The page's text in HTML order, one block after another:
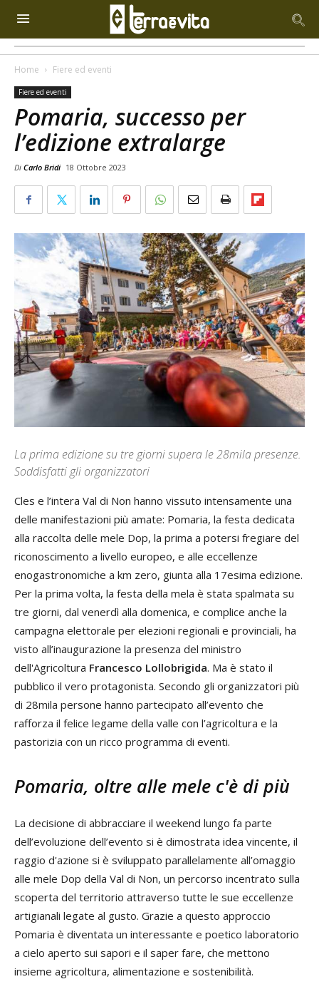
Home Fiere ed eventi
Fiere ed eventi
Pomaria, successo per
l’edizione extralarge
Di Carlo Bridi 18 Ottobre 2023
La prima edizione su tre giorni supera le 28mila presenze.
Soddisfatti gli organizzatori
Cles e l’intera Val di Non hanno vissuto intensamente una
delle manifestazioni più amate: Pomaria, la festa dedicata
alla raccolta delle mele Dop, la prima a potersi fregiare del
riconoscimento a livello europeo, e alle eccellenze
enogastronomiche a km zero, giunta alla 17esima edizione.
Per la prima volta, la festa della mela è stata spalmata su
tre giorni, dal venerdì alla domenica, e complice anche la
campagna elettorale per elezioni regionali e provinciali, ha
visto all’inaugurazione la presenza del ministro
dell'Agricoltura Francesco Lollobrigida. Ma è stato il
pubblico il vero protagonista. Secondo gli organizzatori più
di 28mila persone hanno partecipato all’evento che
rafforza il felice legame della valle con l’agricoltura e la
pastorizia con un ricco programma di eventi.
Pomaria, oltre alle mele c'è di più
La decisione di abbracciare il weekend lungo fa parte
dell’evoluzione dell’evento si è dimostrata idea vincente, il
raggio d'azione si è sviluppato parallelamente all’omaggio
alle mele Dop della Val di Non, un percorso incentrato sulla
scoperta del territorio attraverso tutte le sue eccellenze
artigianali legate al gusto. Grazie a questo approccio
Pomaria è diventata un interessante e poetico laboratorio
a cielo aperto sui sapori e il saper fare, che mettono
insieme agricoltura, alimentazione e sostenibilità.